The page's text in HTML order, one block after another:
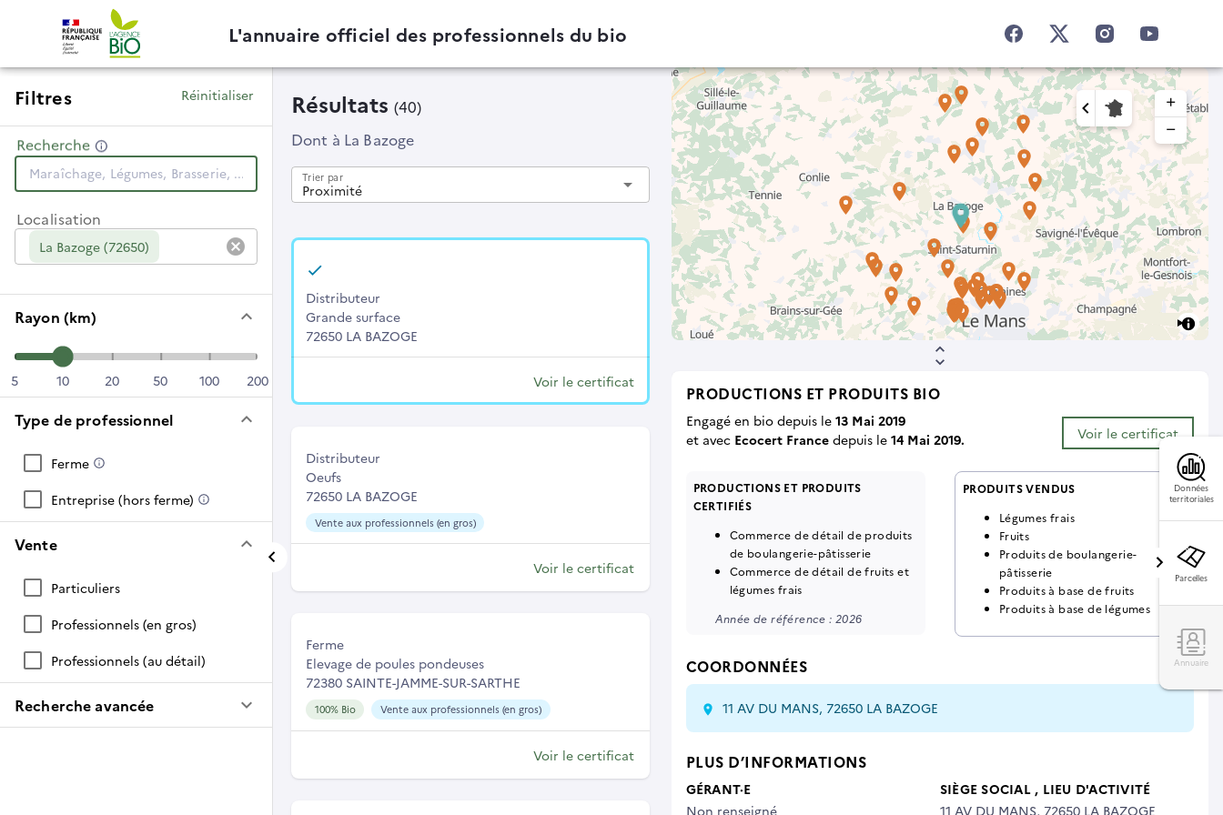
L'annuaire officiel des professionnels du bio
Filtres Réinitialiser
Recherche
La Bazoge (72650)
Localisation
cancel
Rayon (km) keyboard_arrow_down
5 10 20 50 100 200
Type de professionnel keyboard_arrow_down
Ferme
Entreprise (hors ferme)
Vente keyboard_arrow_down
Particuliers
Professionnels (en gros)
Professionnels (au détail)
Recherche avancée keyboard_arrow_down
Résultats (40)
Dont à La Bazoge
Proximité
Trier par arrow_drop_down
Distributeur
Grande surface
72650 LA BAZOGE
Voir le certificat
Distributeur
Oeufs
72650 LA BAZOGE
Vente aux professionnels (en gros)
Voir le certificat
Ferme
Elevage de poules pondeuses
72380 SAINTE-JAMME-SUR-SARTHE
100% Bio Vente aux professionnels (en gros)
Voir le certificat
add
remove
PRODUCTIONS ET PRODUITS BIO
Engagé en bio depuis le 13 Mai 2019
et avec Ecocert Francedepuis le 14 Mai 2019. Voir le certificat
PRODUCTIONS ET PRODUITS
CERTIFIÉS
Commerce de détail de produits
de boulangerie-pâtisserie
Commerce de détail de fruits et
légumes frais
Année de référence : 2026
PRODUITS VENDUS
Légumes frais
Fruits
Produits de boulangerie-
pâtisserie
Produits à base de fruits
Produits à base de légumes
COORDONNÉES
11 AV DU MANS, 72650 LA BAZOGE
PLUS D’INFORMATIONS
GÉRANT·E
Non renseigné
SIÈGE SOCIAL , LIEU D'ACTIVITÉ
11 AV DU MANS, 72650 LA BAZOGE
Données
territoriales
Parcelles
Annuaire